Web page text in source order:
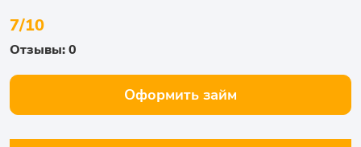
7/10
Отзывы: 0
Оформить займ